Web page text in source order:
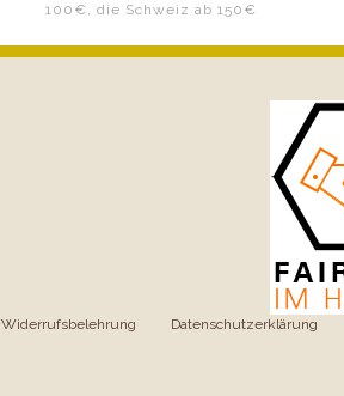
100€, die Schweiz ab 150€
Widerrufsbelehrung Datenschutzerklärung